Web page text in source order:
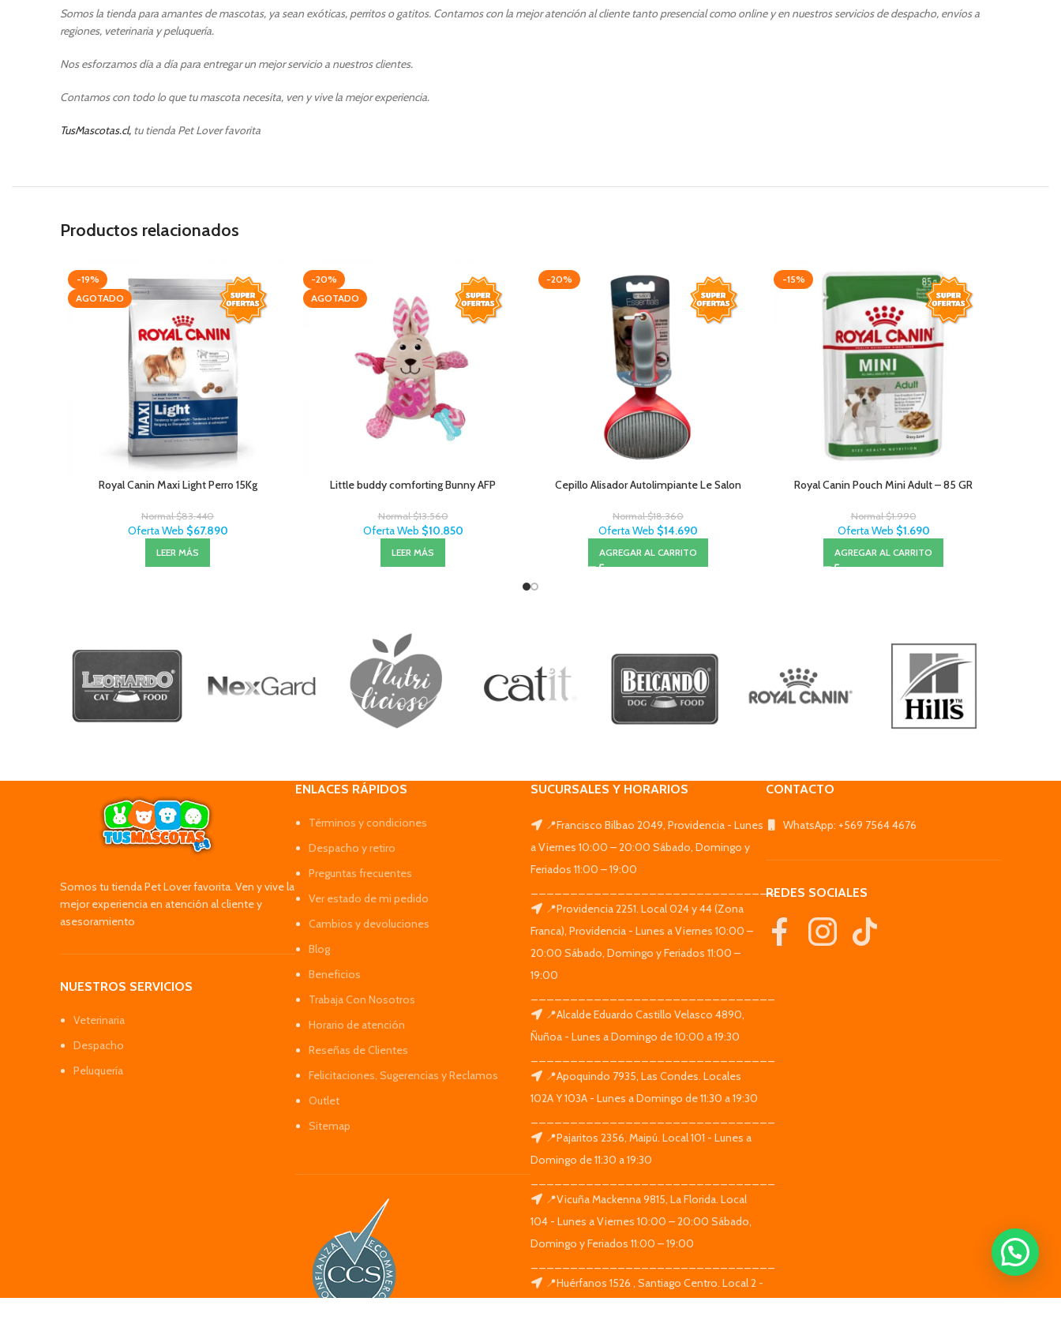
Somos la tienda para amantes de mascotas, ya sean exóticas, perritos o gatitos. Contamos con la mejor atención al cliente tanto presencial como online y en nuestros servicios de despacho, envíos a
regiones, veterinaria y peluquería.
Nos esforzamos día a día para entregar un mejor servicio a nuestros clientes.
Contamos con todo lo que tu mascota necesita, ven y vive la mejor experiencia.
TusMascotas.cl, tu tienda Pet Lover favorita
Productos relacionados
-19%
AGOTADO
Royal Canin Maxi Light Perro 15Kg
Normal$83.440
Oferta Web $67.890
LEER MÁS
-20%
AGOTADO
Little buddy comforting Bunny AFP
Normal$13.560
Oferta Web $10.850
LEER MÁS
-20%
Cepillo Alisador Autolimpiante Le Salon
Normal$18.360
Oferta Web $14.690
AGREGAR AL CARRITO
-15%
Royal Canin Pouch Mini Adult – 85 GR
Normal$1.990
Oferta Web $1.690
AGREGAR AL CARRITO
Somos tu tienda Pet Lover favorita. Ven y vive la
mejor experiencia en atención al cliente y
asesoramiento
NUESTROS SERVICIOS
Veterinaria
Despacho
Peluquería
ENLACES RÁPIDOS
Términos y condiciones
Despacho y retiro
Preguntas frecuentes
Ver estado de mi pedido
Cambios y devoluciones
Blog
Beneficios
Trabaja Con Nosotros
Horario de atención
Reseñas de Clientes
Felicitaciones, Sugerencias y Reclamos
Outlet
Sitemap
SUCURSALES Y HORARIOS
📍Francisco Bilbao 2049, Providencia - Lunes
a Viernes 10:00 – 20:00 Sábado, Domingo y
Feriados 11:00 – 19:00
_______________________________
📍Providencia 2251. Local 024 y 44 (Zona
Franca), Providencia - Lunes a Viernes 10:00 –
20:00 Sábado, Domingo y Feriados 11:00 –
19:00
📍Alcalde Eduardo Castillo Velasco 4890,
Ñuñoa - Lunes a Domingo de 10:00 a 19:30
📍Apoquindo 7935, Las Condes. Locales
102A Y 103A - Lunes a Domingo de 11:30 a 19:30
📍Pajaritos 2356, Maipú. Local 101 - Lunes a
Domingo de 11:30 a 19:30
📍Vicuña Mackenna 9815, La Florida. Local
104 - Lunes a Viernes 10:00 – 20:00 Sábado,
Domingo y Feriados 11:00 – 19:00
📍Huérfanos 1526 , Santiago Centro. Local 2 -
CONTACTO
WhatsApp: +569 7564 4676
REDES SOCIALES